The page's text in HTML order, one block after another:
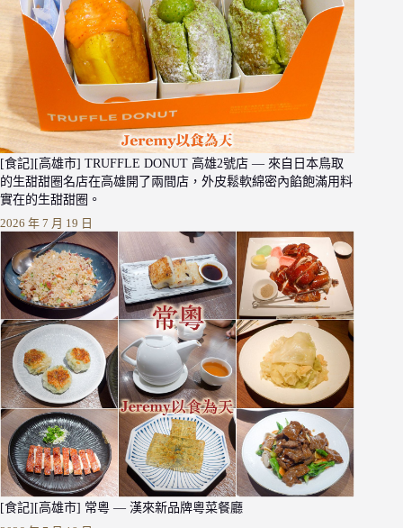
[食記][高雄市] TRUFFLE DONUT 高雄2號店 — 來自日本鳥取
的生甜甜圈名店在高雄開了兩間店，外皮鬆軟綿密內餡飽滿用料
實在的生甜甜圈。
2026 年 7 月 19 日
[食記][高雄市] 常粵 — 漢來新品牌粵菜餐廳